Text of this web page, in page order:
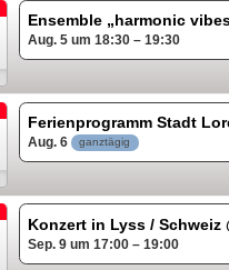
Ensemble „harmonic
Aug. 5 um 18:30 – 19:30
Ferienprogramm Stadt
Aug. 6 ganztägig
Konzert in Lyss / Schweiz
Sep. 9 um 17:00 – 19:00